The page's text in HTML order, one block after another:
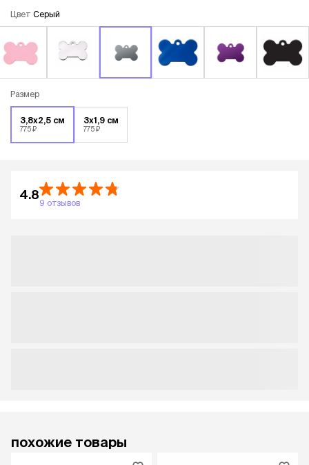
Цвет Серый
Размер
3,8х2,5 см
775 ₽
3х1,9 см
775 ₽
4.8
9 отзывов
похожие товары